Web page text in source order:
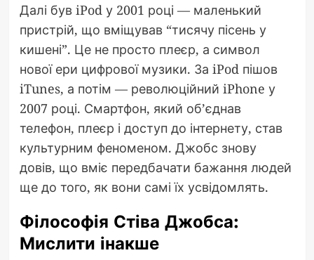
Далі був iPod у 2001 році — маленький
пристрій, що вміщував “тисячу пісень у
кишені”. Це не просто плеєр, а символ
нової ери цифрової музики. За iPod пішов
iTunes, а потім — революційний iPhone у
2007 році. Смартфон, який об’єднав
телефон, плеєр і доступ до інтернету, став
культурним феноменом. Джобс знову
довів, що вміє передбачати бажання людей
ще до того, як вони самі їх усвідомлять.
Філософія Стіва Джобса:
Мислити інакше